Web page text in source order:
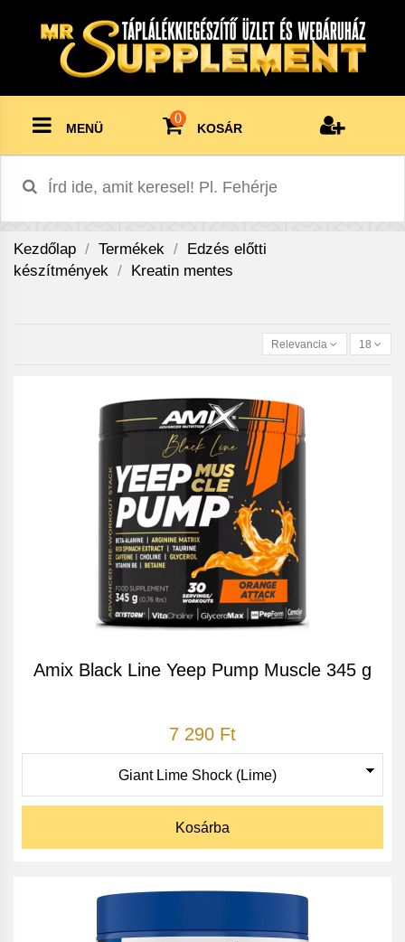
MENÜ
0
KOSÁR
Kezdőlap Termékek
Edzés előtti
készítmények
Kreatin mentes
Relevancia 18
Amix Black Line Yeep Pump Muscle 345 g
7 290 Ft
Kosárba